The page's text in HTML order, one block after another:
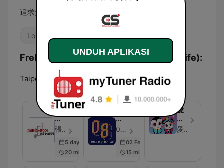
追求資訊、享受生活
Lokal
Frekuensi 正聲廣播網路綜合台 (CSBC Life):
Taipei: Net Radio
當
音
樂
敲
門
張翰揚 正聲廣播 - Episode 36
5 days ago
20 min
小
龍-08
travel
08小龍 - Episode 120
02 Feb 2024
15 min
愛
上
歌愛花香歌仔戲ｘ正聲廣播公司雲林廣播電臺
UNDUH APLIKASI